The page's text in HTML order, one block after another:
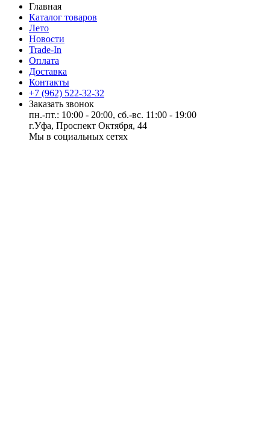
Главная
Каталог товаров
Лето
Новости
Trade-In
Оплата
Доставка
Контакты
+7 (962) 522-32-32
Заказать звонок
пн.-пт.: 10:00 - 20:00, сб.-вс. 11:00 - 19:00
г.Уфа, Проспект Октября, 44
Мы в социальных сетях